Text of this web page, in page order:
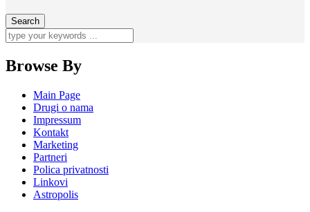
Browse By
Main Page
Drugi o nama
Impressum
Kontakt
Marketing
Partneri
Polica privatnosti
Linkovi
Astropolis